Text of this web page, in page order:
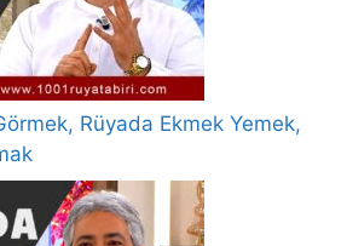
Rüyada Ekmek Yemek,